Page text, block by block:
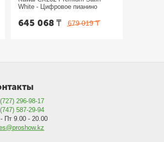
White - Цифровое пианино
679 019 ₸
645 068₸
296-98-17
587-29-94
Пт 9.00 - 20.00